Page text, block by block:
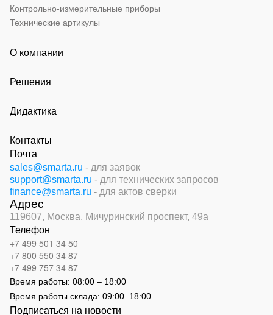
Контрольно-измерительные приборы
Технические артикулы
О компании
Решения
Дидактика
Контакты
Почта
sales@smarta.ru - для заявок
support@smarta.ru - для технических запросов
finance@smarta.ru - для актов сверки
Адрес
119607, Москва, Мичуринский проспект, 49а
Телефон
+7 499 501 34 50
+7 800 550 34 87
+7 499 757 34 87
Время работы: 08:00 – 18:00
Время работы склада: 09:00–18:00
Подписаться на новости